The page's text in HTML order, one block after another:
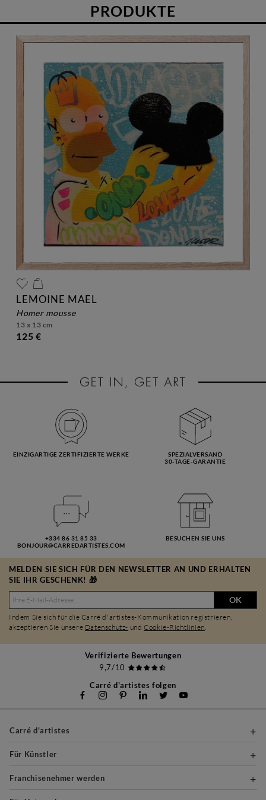
PRODUKTE
LEMOINE MAEL
homer mousse
13 x 13 cm
125 €
EINZIGARTIGE ZERTIFIZIERTE WERKE
SPEZIALVERSAND
30-TAGE-GARANTIE
+334 86 31 85 33
BONJOUR@CARREDARTISTES.COM
BESUCHEN SIE UNS
MELDEN SIE SICH FÜR DEN NEWSLETTER AN UND ERHALTEN
SIE IHR GESCHENK! 🎁
OK
Indem Sie sich für die Carré d'artistes-Kommunikation registrieren,
akzeptieren Sie unsere Datenschutz- undCookie-Richtlinien
Verifizierte Bewertungen
9,7/10
Carré d'artistes folgen
Carré d'artistes
Für Künstler
Franchisenehmer werden